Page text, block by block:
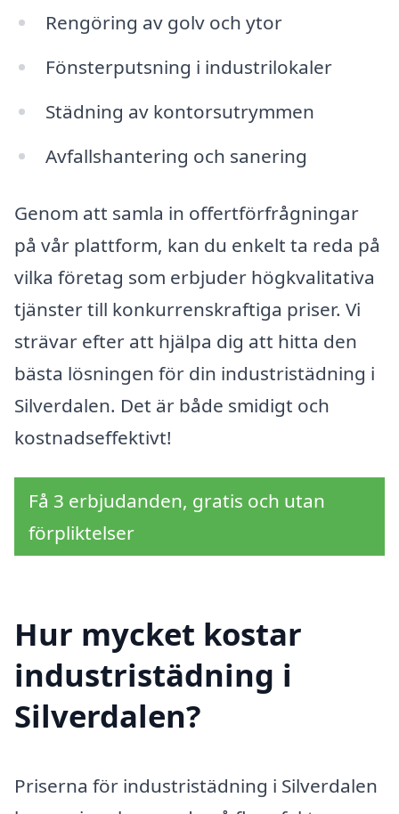
Rengöring av golv och ytor
Fönsterputsning i industrilokaler
Städning av kontorsutrymmen
Avfallshantering och sanering
Genom att samla in offertförfrågningar
på vår plattform, kan du enkelt ta reda på
vilka företag som erbjuder högkvalitativa
tjänster till konkurrenskraftiga priser. Vi
strävar efter att hjälpa dig att hitta den
bästa lösningen för din industristädning i
Silverdalen. Det är både smidigt och
kostnadseffektivt!
Få 3 erbjudanden, gratis och utan
förpliktelser
Hur mycket kostar
industristädning i
Silverdalen?
Priserna för industristädning i Silverdalen